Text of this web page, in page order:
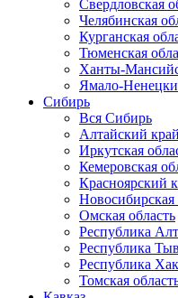
Свердловская
Челябинская
Курганская
Тюменская
Ханты-
Ямало-
Сибирь
Вся Сибирь
Алтайский край
Иркутская
Кемеровская
Красноярский
Новосибирская
Омская область
Республика
Республика
Республика
Томская